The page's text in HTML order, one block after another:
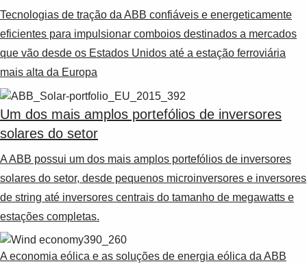
Tecnologias de tração da ABB confiáveis e energeticamente
eficientes para impulsionar comboios destinados a mercados
que vão desde os Estados Unidos até a estação ferroviária
mais alta da Europa
Um dos mais amplos portefólios de inversores
solares do setor
A ABB possui um dos mais amplos portefólios de inversores
solares do setor, desde pequenos microinversores e inversores
de string até inversores centrais do tamanho de megawatts e
estações completas.
A economia eólica e as soluções de energia eólica da ABB